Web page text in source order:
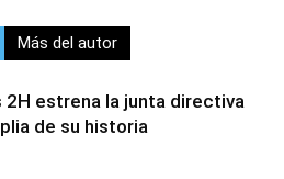
Más del autor
2H estrena la junta directiva
de su historia